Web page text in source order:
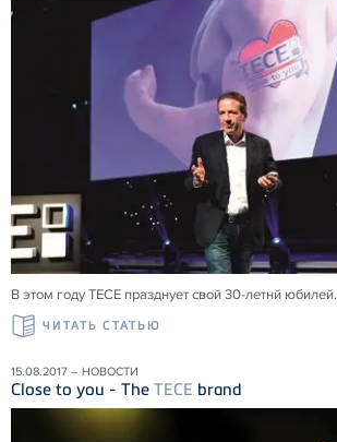
В этом году ТЕСЕ празднует свой 30-летнй юбилей.
ЧИТАТЬ СТАТЬЮ
15.08.2017 – НОВОСТИ
Close to you - The TECE brand